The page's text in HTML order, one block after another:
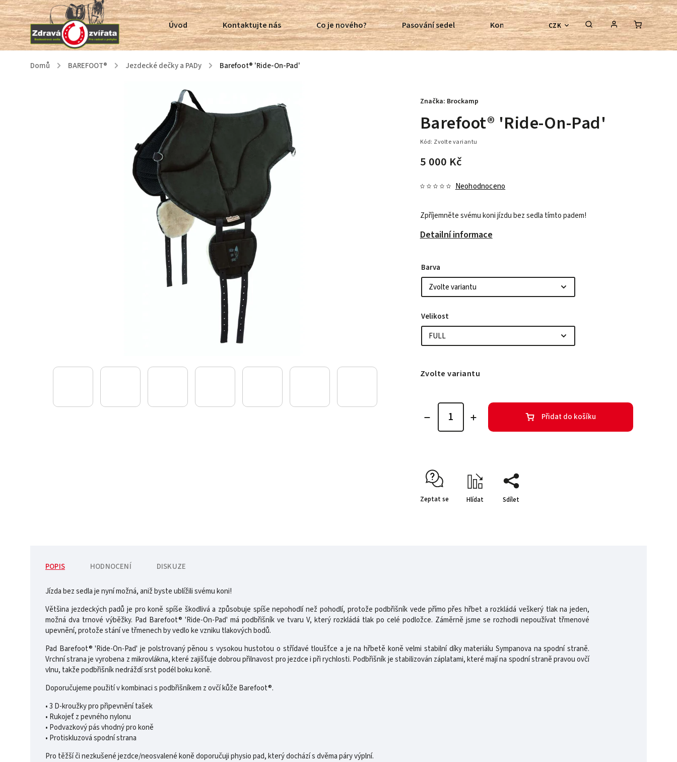
CZK
Úvod Kontaktujte nás Co je nového? Pasování sedel Kontroly bezkostrových sedel Poradenství
Domů / BAREFOOT® / Jezdecké dečky a PADy / Barefoot® 'Ride-On-Pad'
Barefoot® 'Ride-On-Pad'
Kód: Zvolte variantu
5 000 Kč
Neohodnoceno
Zpříjemněte svému koni jízdu bez sedla tímto padem!
Detailní informace
Značka: Brockamp
Barva
Velikost
Zvolte variantu
Přidat do košíku
Zeptat se Hlídat Sdílet
POPIS HODNOCENÍ DISKUZE
Jízda bez sedla je nyní možná, aniž byste ublížili svému koni!
Většina jezdeckých padů je pro koně spíše škodlivá a způsobuje spíše nepohodlí než pohodlí, protože podbřišník vede přímo přes hřbet a rozkládá veškerý tlak na jeden,
možná dva trnové výběžky. Pad Barefoot® 'Ride-On-Pad' má podbřišník ve tvaru V, který rozkládá tlak po celé podložce. Záměrně jsme se rozhodli nepoužívat třmenové
upevnění, protože stání ve třmenech by vedlo ke vzniku tlakových bodů.
Pad Barefoot® 'Ride-On-Pad' je polstrovaný pěnou s vysokou hustotou o střídavé tloušťce a je na hřbetě koně velmi stabilní díky materiálu Sympanova na spodní straně.
Vrchní strana je vyrobena z mikrovlákna, které zajišťuje dobrou přilnavost pro jezdce i při rychlosti. Podbřišník je stabilizován záplatami, které mají na spodní straně pravou ovčí
vlnu, takže podbřišník nedráždí srst podél boku koně.
Doporučujeme použití v kombinaci s podbřišníkem z ovčí kůže Barefoot®.
• 3 D-kroužky pro připevnění tašek
• Rukojeť z pevného nylonu
• Podvazkový pás vhodný pro koně
• Protiskluzová spodní strana
Pro těžší či nezkušené jezdce/neosvalené koně doporučuji physio pad, který dochází s dvěma páry výplní.